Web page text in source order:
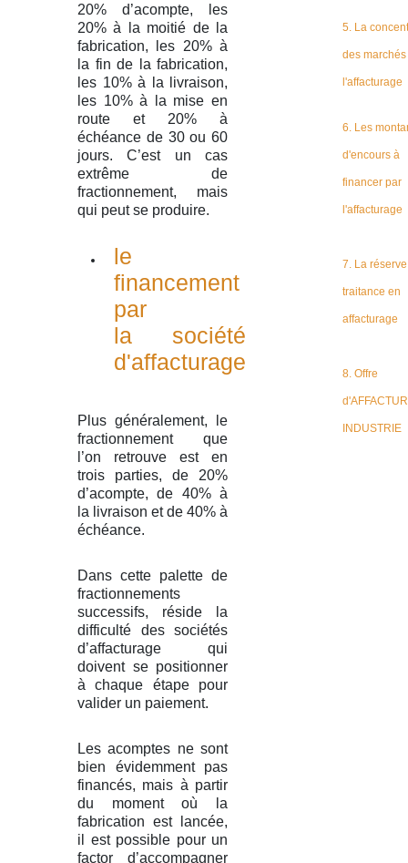
20% d’acompte, les
20% à la moitié de la
fabrication, les 20% à
la fin de la fabrication,
les 10% à la livraison,
les 10% à la mise en
route et 20% à
échéance de 30 ou 60
jours. C’est un cas
extrême de
fractionnement, mais
qui peut se produire.
le
financement
par
la société
d'affacturage
Plus généralement, le
fractionnement que
l’on retrouve est en
trois parties, de 20%
d’acompte, de 40% à
la livraison et de 40% à
échéance.
Dans cette palette de
fractionnements
successifs, réside la
difficulté des sociétés
d’affacturage qui
doivent se positionner
à chaque étape pour
valider un paiement.
Les acomptes ne sont
bien évidemment pas
financés, mais à partir
du moment où la
fabrication est lancée,
il est possible pour un
factor d’accompagner
5. La
des marchés
l'affacturage
6. Les
d'encours à
financer par
l'affacturage
7. La
traitance en
affacturage
8. Offre
INDUSTRIE